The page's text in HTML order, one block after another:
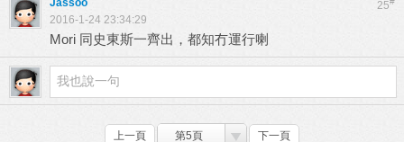
25
Jassoo
2016-1-24 23:34:29
Mori 同史東斯一齊出，都知冇運行喇
上一頁 第5頁 下一頁